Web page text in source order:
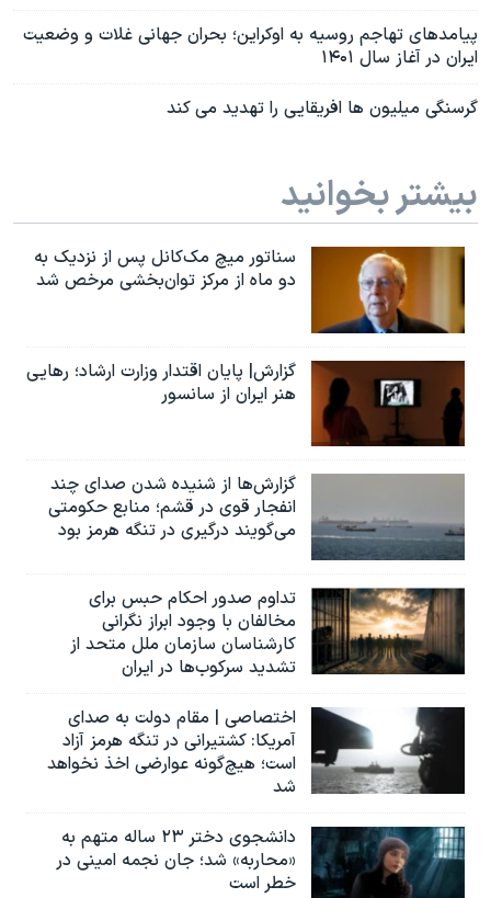
پیامدهای تهاجم روسیه به اوکراین؛ بحران جهانی غلات و وضعیت
ایران در آغاز سال ۱۴۰۱
گرسنگی میلیون ها افریقایی را تهدید می کند
بیشتر بخوانید
سناتور میچ مک‌کانل پس از نزدیک به
دو ماه از مرکز توان‌بخشی مرخص شد
گزارش| پایان اقتدار وزارت ارشاد؛ رهایی
هنر ایران از سانسور
گزارش‌ها از شنیده شدن صدای چند
انفجار قوی در قشم؛ منابع حکومتی
می‌گویند درگیری در تنگه هرمز بود
تداوم صدور احکام حبس برای
مخالفان با وجود ابراز نگرانی
کارشناسان سازمان ملل متحد از
تشدید سرکوب‌ها در ایران
اختصاصی | مقام دولت به صدای
آمریکا: کشتیرانی در تنگه هرمز آزاد
است؛ هیچ‌گونه عوارضی اخذ نخواهد
شد
دانشجوی دختر ۲۳ ساله متهم به
«محاربه» شد؛ جان نجمه امینی در
خطر است